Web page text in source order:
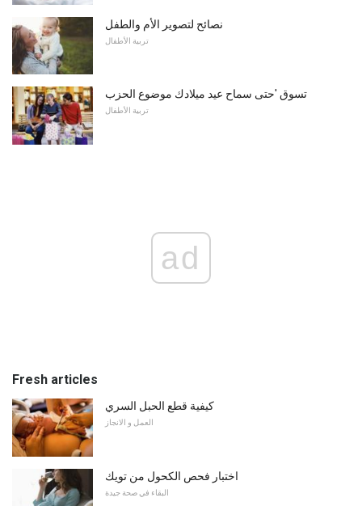
نصائح لتصوير الأم والطفل
تربية الأطفال
تسوق 'حتى سماح عيد ميلادك موضوع الحزب
تربية الأطفال
ad
Fresh articles
كيفية قطع الحبل السري
العمل و الانجاز
اختبار فحص الكحول من تويك
البقاء في صحة جيدة